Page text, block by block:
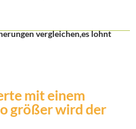
vergleichen,es lohnt
mit einem
größer wird der